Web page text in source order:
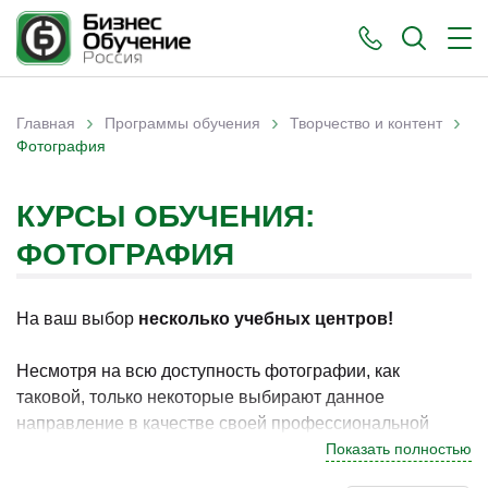
Вы здесь
Главная › Программы обучения › Творчество и контент ›
Фотография
КУРСЫ ОБУЧЕНИЯ:
ФОТОГРАФИЯ
На ваш выбор несколько учебных центров!
Несмотря на всю доступность фотографии, как
таковой, только некоторые выбирают данное
направление в качестве своей профессиональной
деятельности. Подобное не удивительно, ведьПоказать полностью